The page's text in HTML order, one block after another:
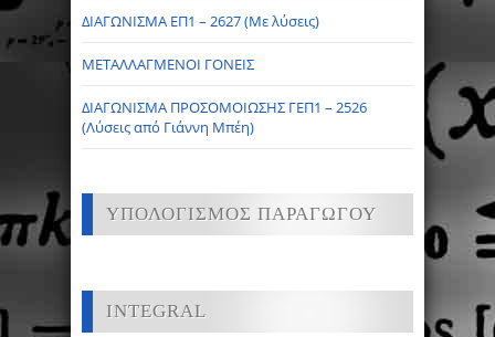
ΔΙΑΓΩΝΙΣΜΑ ΕΠ1 – 2627 (Με λύσεις)
ΜΕΤΑΛΛΑΓΜΕΝΟΙ ΓΟΝΕΙΣ
ΔΙΑΓΩΝΙΣΜΑ ΠΡΟΣΟΜΟΙΩΣΗΣ ΓΕΠ1 – 2526
(Λύσεις από Γιάννη Μπέη)
ΥΠΟΛΟΓΙΣΜΟΣ ΠΑΡΑΓΩΓΟΥ
INTEGRAL